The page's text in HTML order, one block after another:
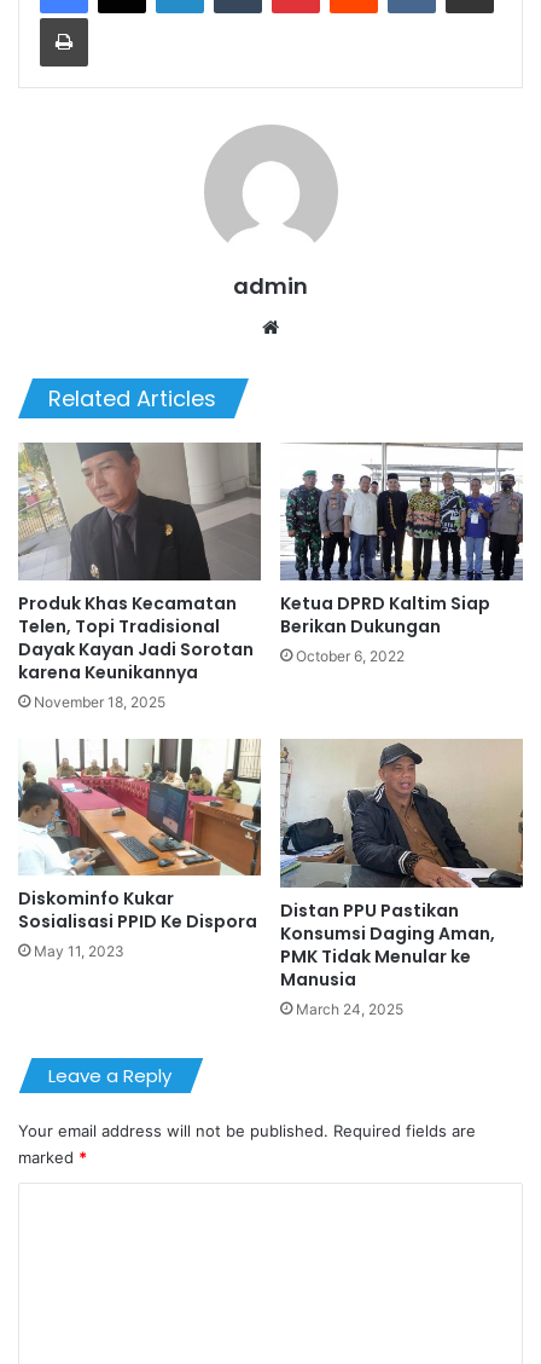
admin
Related Articles
Produk Khas Kecamatan
Telen, Topi Tradisional
Dayak Kayan Jadi Sorotan
karena Keunikannya
November 18, 2025
Ketua DPRD Kaltim Siap
Berikan Dukungan
October 6, 2022
Diskominfo Kukar
Sosialisasi PPID Ke Dispora
May 11, 2023
Distan PPU Pastikan
Konsumsi Daging Aman,
PMK Tidak Menular ke
Manusia
March 24, 2025
Leave a Reply
Your email address will not be published. Required fields are
marked *